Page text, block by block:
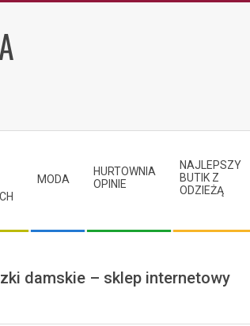
MODA
HURTOWNIA
OPINIE
NAJLEPSZY
BUTIK Z
ODZIEŻĄ
damskie – sklep internetowy